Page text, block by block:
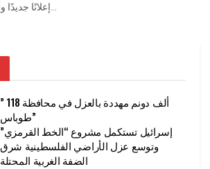
إعلانًا جديدًا وقّعه يهودا أبيدان، المدير...
” 118 ألف دونم مهددة بالعزل في محافظة
طوباس”
إسرائيل تستكمل مشروع “الخط القرمزي”
وتوسع عزل الأراضي الفلسطينية شرق
الضفة الغربية المحتلة